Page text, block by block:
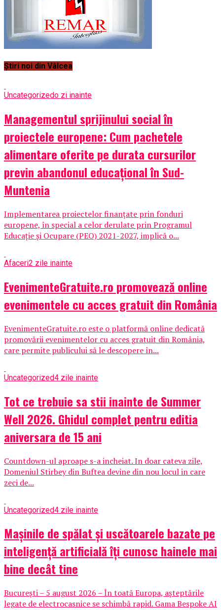
Știri noi din Vâlcea
Uncategorizedo zi inainte
Managementul sprijinului social în
proiectele europene: Cum pachetele
alimentare oferite pe durata cursurilor
previn abandonul educațional în Sud-
Muntenia
Implementarea proiectelor finanțate prin fonduri
europene, în special a celor derulate prin Programul
Educație și Ocupare (PEO) 2021-2027, implică o...
Afaceri2 zile inainte
EvenimenteGratuite.ro promovează online
evenimentele cu acces gratuit din România
EvenimenteGratuite.ro este o platformă online dedicată
promovării evenimentelor cu acces gratuit din România,
care permite publicului să le descopere în...
Uncategorized4 zile inainte
Tot ce trebuie sa stii inainte de Summer
Well 2026. Ghidul complet pentru editia
aniversara de 15 ani
Countdown-ul aproape s-a incheiat. In doar cateva zile,
Domeniul Stirbey din Buftea devine din nou locul in care
zeci de...
Uncategorized4 zile inainte
Mașinile de spălat și uscătoarele bazate pe
inteligență artificială îți cunosc hainele mai
bine decât tine
București – 5 august 2026 – În toată Europa, așteptările
legate de electrocasnice se schimbă rapid. Gama Bespoke AI